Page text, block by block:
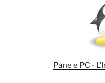
Pane e PC -